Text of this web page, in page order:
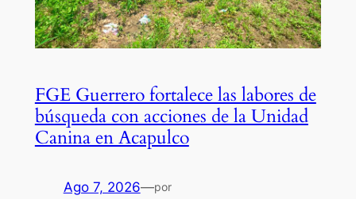
FGE Guerrero fortalece las labores de
búsqueda con acciones de la Unidad
Canina en Acapulco
Ago 7, 2026—por